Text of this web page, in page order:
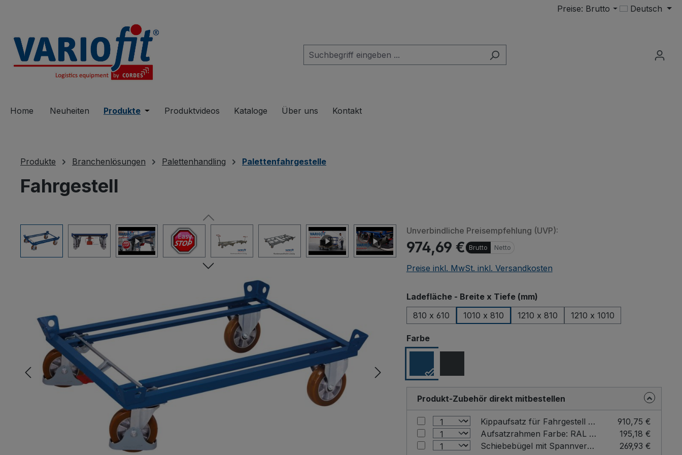
Preise: Brutto Deutsch
Home Neuheiten Produkte Öffne oder Schließe das Dropdown der Kategorie Produkte
Produktvideos Kataloge Über uns Kontakt
Produkte Branchenlösungen Palettenhandling Palettenfahrgestelle
Fahrgestell
Bildergalerie überspringen Unverbindliche Preisempfehlung (UVP):
974,69 € Brutto Netto
Preise inkl. MwSt. inkl. Versandkosten
Ladefläche - Breite x Tiefe (mm)auswählen
810 x 610
1010 x 810 1210 x 810 1210 x 1010
Farbeauswählen
Produkt-Zubehör direkt mitbestellen
Kippaufsatz für Fahrgestell Farbe: RAL 5010
910,75 €
Aufsatzrahmen Farbe: RAL 5010 / Ladefläche - Breite x Tiefe (mm): 1010 x 810
195,18 €
Schiebebügel mit Spannverschluss für Fahrgestelle Farbe: RAL 5010
269,93 €